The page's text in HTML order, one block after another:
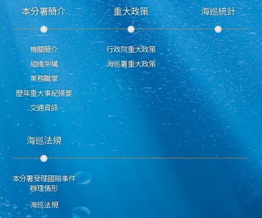
本分署簡介
機關簡介
組織架構
業務職掌
歷年重大事紀摘要
交通資訊
重大政策
行政院重大政策
海巡署重大政策
海巡統計
海巡法規
本分署受理國賠事件
辦理情形
海巡法規